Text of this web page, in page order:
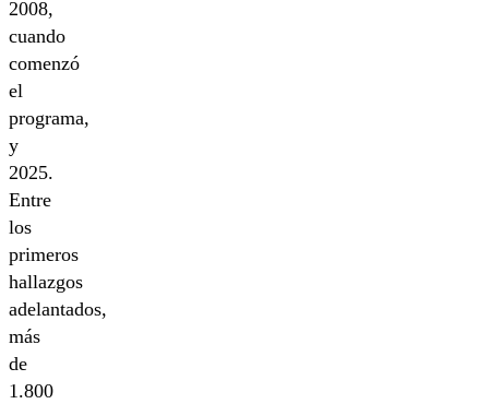
2008,
cuando
comenzó
el
programa,
y
2025.
Entre
los
primeros
hallazgos
adelantados,
más
de
1.800